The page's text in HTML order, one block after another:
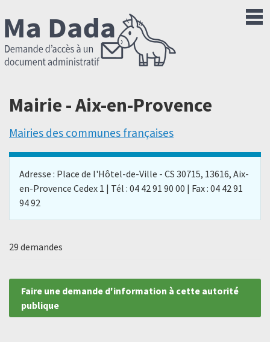
Mairie - Aix-en-Provence
Mairies des communes françaises
Adresse : Place de l'Hôtel-de-Ville - CS 30715, 13616, Aix-
en-Provence Cedex 1 | Tél : 04 42 91 90 00 | Fax : 04 42 91
94 92
29 demandes
Faire une demande d'information à cette autorité
publique